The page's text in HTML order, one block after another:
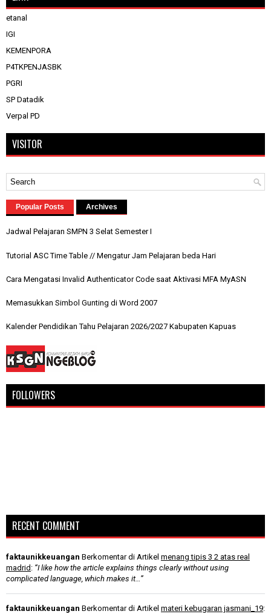
etanal
IGI
KEMENPORA
P4TKPENJASBK
PGRI
SP Datadik
Verpal PD
VISITOR
Popular Posts Archives
Jadwal Pelajaran SMPN 3 Selat Semester I
Tutorial ASC Time Table // Mengatur Jam Pelajaran beda Hari
Cara Mengatasi Invalid Authenticator Code saat Aktivasi MFA MyASN
Memasukkan Simbol Gunting di Word 2007
Kalender Pendidikan Tahu Pelajaran 2026/2027 Kabupaten Kapuas
FOLLOWERS
RECENT COMMENT
faktaunikkeuangan Berkomentar di Artikel menang tipis 3 2 atas real
madrid : “I like how the article explains things clearly without using
complicated language, which makes it…”
faktaunikkeuangan Berkomentar di Artikel materi kebugaran jasmani_19: